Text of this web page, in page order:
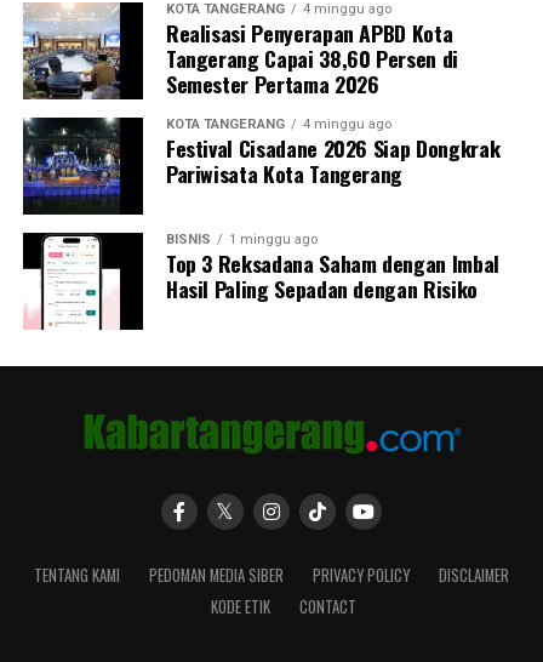
KOTA TANGERANG 4 minggu ago
Realisasi Penyerapan APBD Kota
Tangerang Capai 38,60 Persen di
Semester Pertama 2026
KOTA TANGERANG 4 minggu ago
Festival Cisadane 2026 Siap Dongkrak
Pariwisata Kota Tangerang
BISNIS 1 minggu ago
Top 3 Reksadana Saham dengan Imbal
Hasil Paling Sepadan dengan Risiko
TENTANG KAMI PEDOMAN MEDIA SIBER PRIVACY POLICY
DISCLAIMER
KODE ETIK
CONTACT